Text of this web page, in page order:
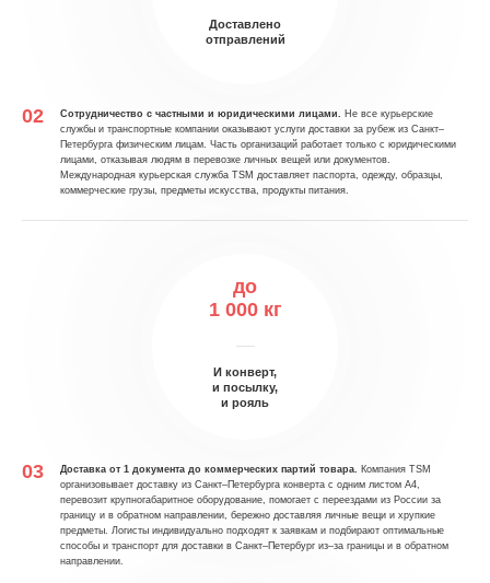
Доставлено
отправлений
Сотрудничество с частными и юридическими лицами.
Не все курьерские
службы и транспортные компании оказывают услуги доставки за рубеж из Санкт–
Петербурга физическим лицам. Часть организаций работает только с юридическими
лицами, отказывая людям в перевозке личных вещей или документов.
Международная курьерская служба TSM доставляет паспорта, одежду, образцы,
коммерческие грузы, предметы искусства, продукты питания.
до
1 000 кг
И конверт,
и посылку,
и рояль
Доставка от 1 документа до коммерческих партий товара.
Компания TSM
организовывает доставку из Санкт–Петербурга конверта с одним листом А4,
перевозит крупногабаритное оборудование, помогает с переездами из России за
границу и в обратном направлении, бережно доставляя личные вещи и хрупкие
предметы. Логисты индивидуально подходят к заявкам и подбирают оптимальные
способы и транспорт для доставки в Санкт–Петербург из–за границы и в обратном
направлении.